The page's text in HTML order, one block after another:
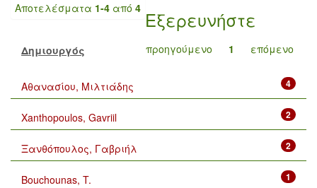
Αποτελέσματα 1-4 από 4
προηγούμενο 1 επόμενο
Εξερευνήστε
Δημιουργός
4
Αθανασίου, Μιλτιάδης
2
Xanthopoulos, Gavriil
2
Ξανθόπουλος, Γαβριήλ
1
Bouchounas, T.